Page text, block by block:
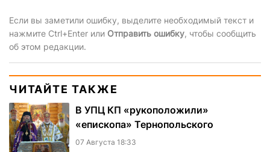
Если вы заметили ошибку, выделите необходимый текст и
нажмите Ctrl+Enter или Отправить ошибку, чтобы сообщить
об этом редакции.
ЧИТАЙТЕ ТАКЖЕ
В УПЦ КП «рукоположили»
«епископа» Тернопольского
07 Августа 18:33